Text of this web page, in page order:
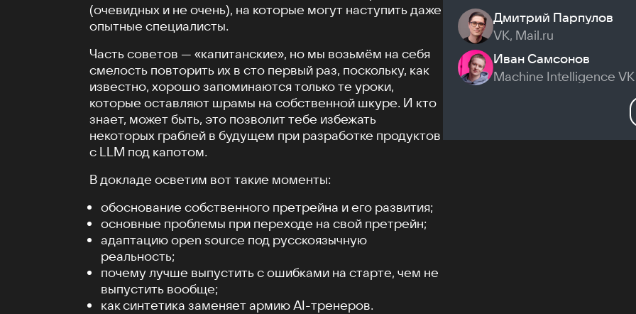
(очевидных и не очень), на которые могут наступить даже
опытные специалисты.
Часть советов — «капитанские», но мы возьмём на себя
смелость повторить их в сто первый раз, поскольку, как
известно, хорошо запоминаются только те уроки,
которые оставляют шрамы на собственной шкуре. И кто
знает, может быть, это позволит тебе избежать
некоторых граблей в будущем при разработке продуктов
c LLM под капотом.
В докладе осветим вот такие моменты:
обоснование собственного претрейна и его развития;
основные проблемы при переходе на свой претрейн;
адаптацию open source под русскоязычную
реальность;
почему лучше выпустить с ошибками на старте, чем не
выпустить вообще;
как синтетика заменяет армию AI-тренеров.
Дмитрий Парпулов
VK, Mail.ru
Иван Самсонов
Machine Intelligence VK